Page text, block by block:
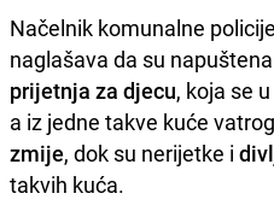
Načelnik komunalne
naglašava da su
prijetnja za djecu, koja se
a iz jedne takve kuće
zmije, dok su nerijetke i
takvih kuća.